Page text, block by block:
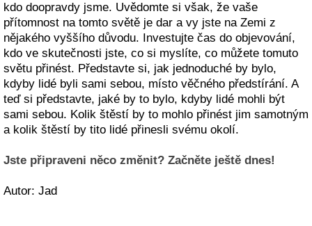
kdo doopravdy jsme. Uvědomte si však, že vaše
přítomnost na tomto světě je dar a vy jste na Zemi z
nějakého vyššího důvodu. Investujte čas do objevování,
kdo ve skutečnosti jste, co si myslíte, co můžete tomuto
světu přinést. Představte si, jak jednoduché by bylo,
kdyby lidé byli sami sebou, místo věčného předstírání. A
teď si představte, jaké by to bylo, kdyby lidé mohli být
sami sebou. Kolik štěstí by to mohlo přinést jim samotným
a kolik štěstí by tito lidé přinesli svému okolí.
Jste připraveni něco změnit? Začněte ještě dnes!
Autor: Jad